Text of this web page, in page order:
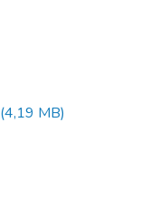
(4,19 MB)